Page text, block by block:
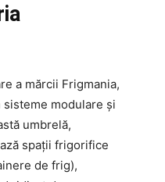
a mărcii Frigmania,
modulare și
umbrelă,
spații frigorifice
de frig),